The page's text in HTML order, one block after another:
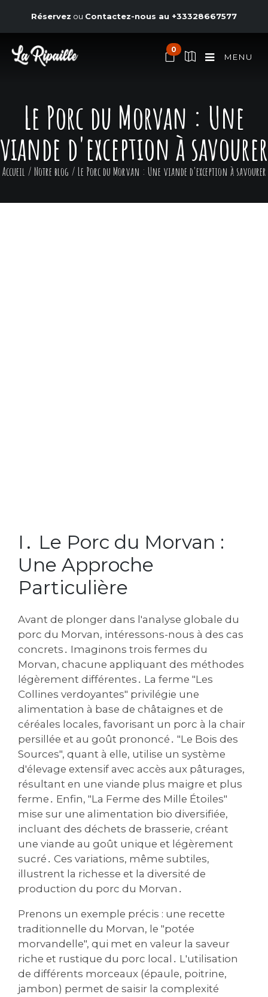
Réservez ou Contactez-nous au +33328667577
0
MENU
Le Porc du Morvan : Une
viande d'exception à savourer
Accueil/ Notre blog / Le Porc du Morvan : Une viande d'exception à savourer
I․ Le Porc du Morvan :
Une Approche
Particulière
Avant de plonger dans l'analyse globale du
porc du Morvan‚ intéressons-nous à des cas
concrets․ Imaginons trois fermes du
Morvan‚ chacune appliquant des méthodes
légèrement différentes․ La ferme "Les
Collines verdoyantes" privilégie une
alimentation à base de châtaignes et de
céréales locales‚ favorisant un porc à la chair
persillée et au goût prononcé․ "Le Bois des
Sources"‚ quant à elle‚ utilise un système
d'élevage extensif avec accès aux pâturages‚
résultant en une viande plus maigre et plus
ferme․ Enfin‚ "La Ferme des Mille Étoiles"
mise sur une alimentation bio diversifiée‚
incluant des déchets de brasserie‚ créant
une viande au goût unique et légèrement
sucré․ Ces variations‚ même subtiles‚
illustrent la richesse et la diversité de
production du porc du Morvan․
Prenons un exemple précis : une recette
traditionnelle du Morvan‚ le "potée
morvandelle"‚ qui met en valeur la saveur
riche et rustique du porc local․ L'utilisation
de différents morceaux (épaule‚ poitrine‚
jambon) permet de saisir la complexité